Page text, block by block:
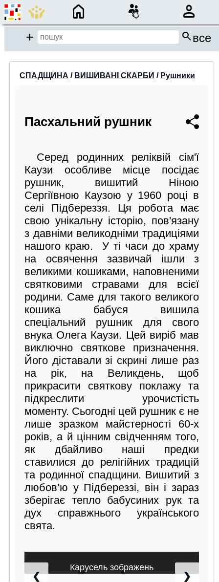
×
Add searchвсе
close
Події/Анонси
Бібліотека
Період:
від до
СПАДЩИНА / ВИШИВАНІ СКАРБИ / Рушники
Пасхальний рушник
Серед родинних реліквій сім'ї
Каузи особливе місце посідає
рушник, вишитий Ніною
Сергіївною Каузою у 1960 році в
селі Підбереззя. Ця робота має
свою унікальну історію, пов'язану
з давніми великодніми традиціями
нашого краю. У ті часи до храму
на освячення зазвичай ішли з
великими кошиками, наповненими
святковими стравами для всієї
родини. Саме для такого великого
кошика бабуся вишила
спеціальний рушник для свого
внука Олега Каузи. Цей виріб мав
виключно святкове призначення.
Його діставали зі скрині лише раз
на рік, на Великдень, щоб
прикрасити святкову поклажу та
підкреслити урочистість
моменту. Сьогодні цей рушник є не
лише зразком майстерності 60-х
років, а й цінним свідченням того,
як дбайливо наші предки
ставилися до релігійних традицій
та родинної спадщини. Вишитий з
любов’ю у Підбереззі, він і зараз
зберігає тепло бабусиних рук та
дух справжнього українського
свята.
❮ ❯
Карусель зображень